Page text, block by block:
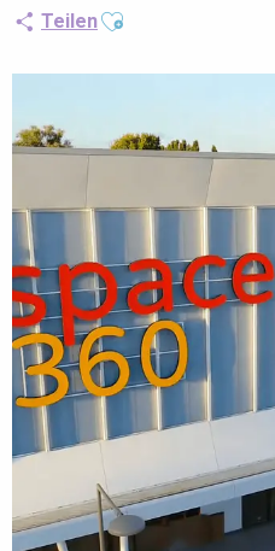
TeilenAjouter aux favoris